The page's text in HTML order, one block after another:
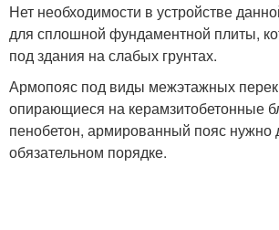
Нет необходимости в устройстве
для сплошной фундаментной плиты,
под здания на слабых грунтах.
Армопояс под виды межэтажных
опирающиеся на керамзитобетонные
пенобетон, армированный пояс нужно
обязательном порядке.